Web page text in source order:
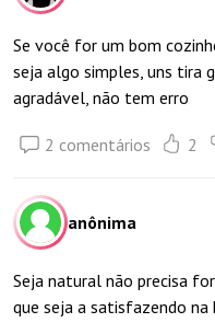
Se você for um bom
seja algo simples, uns tira
agradável, não tem erro
2 comentários 2
anônima
Seja natural não precisa
que seja a satisfazendo na